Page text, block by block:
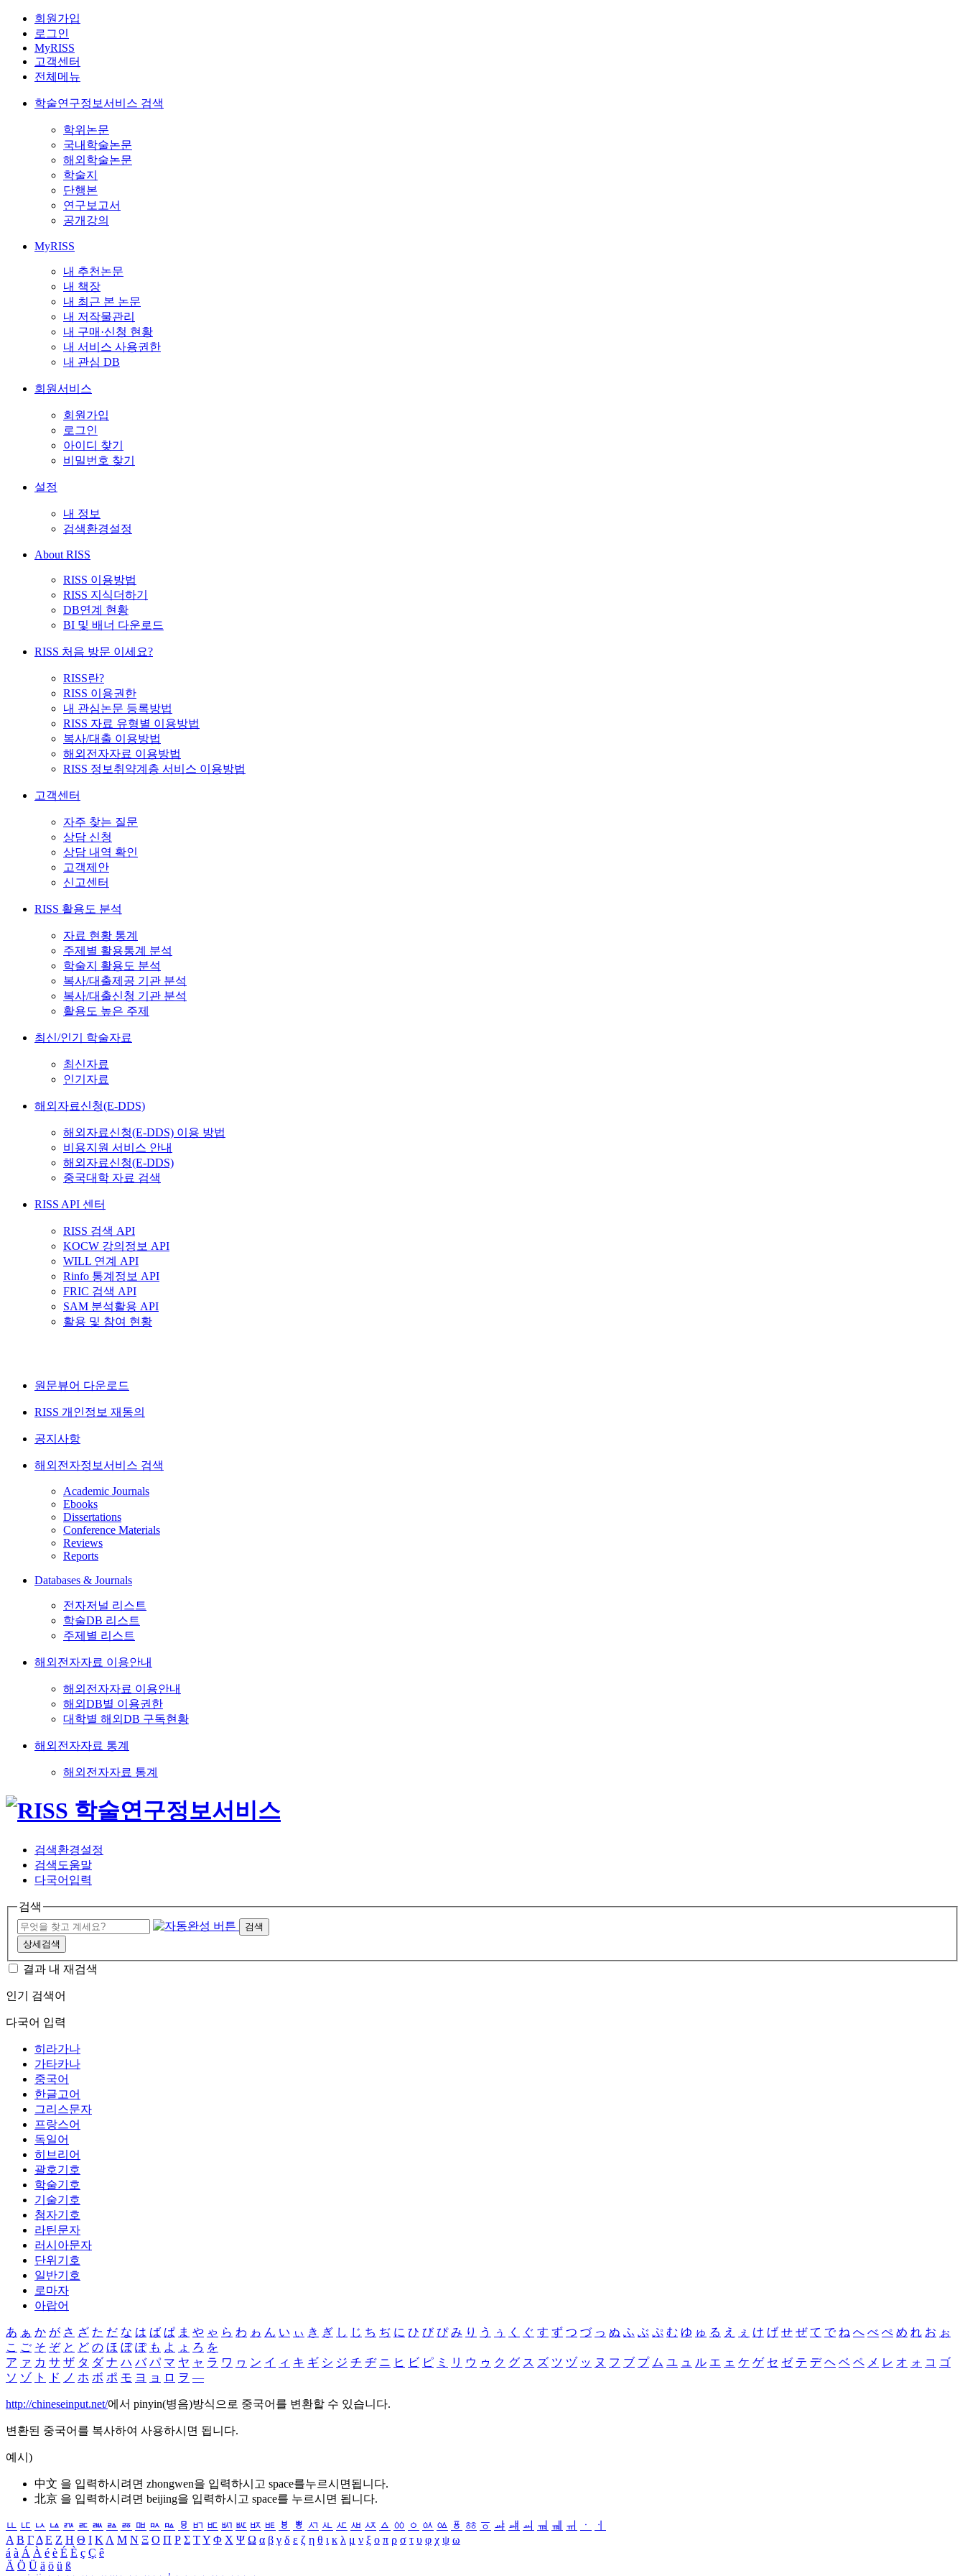
회원가입
로그인
MyRISS
고객센터
전체메뉴
학술연구정보서비스 검색
학위논문
국내학술논문
해외학술논문
학술지
단행본
연구보고서
공개강의
MyRISS
내 추천논문
내 책장
내 최근 본 논문
내 저작물관리
내 구매·신청 현황
내 서비스 사용권한
내 관심 DB
회원서비스
회원가입
로그인
아이디 찾기
비밀번호 찾기
설정
내 정보
검색환경설정
About RISS
RISS 이용방법
RISS 지식더하기
DB연계 현황
BI 및 배너 다운로드
RISS 처음 방문 이세요?
RISS란?
RISS 이용권한
내 관심논문 등록방법
RISS 자료 유형별 이용방법
복사/대출 이용방법
해외전자자료 이용방법
RISS 정보취약계층 서비스 이용방법
고객센터
자주 찾는 질문
상담 신청
상담 내역 확인
고객제안
신고센터
RISS 활용도 분석
자료 현황 통계
주제별 활용통계 분석
학술지 활용도 분석
복사/대출제공 기관 분석
복사/대출신청 기관 분석
활용도 높은 주제
최신/인기 학술자료
최신자료
인기자료
해외자료신청(E-DDS)
해외자료신청(E-DDS) 이용 방법
비용지원 서비스 안내
해외자료신청(E-DDS)
중국대학 자료 검색
RISS API 센터
RISS 검색 API
KOCW 강의정보 API
WILL 연계 API
Rinfo 통계정보 API
FRIC 검색 API
SAM 분석활용 API
활용 및 참여 현황
원문뷰어 다운로드
RISS 개인정보 재동의
공지사항
해외전자정보서비스 검색
Academic Journals
Ebooks
Dissertations
Conference Materials
Reviews
Reports
Databases & Journals
전자저널 리스트
학술DB 리스트
주제별 리스트
해외전자자료 이용안내
해외전자자료 이용안내
해외DB별 이용권한
대학별 해외DB 구독현황
해외전자자료 통계
해외전자자료 통계
검색환경설정
검색도움말
다국어입력
검색
검색
상세검색
결과 내 재검색
인기 검색어
다국어 입력
히라가나
가타카나
중국어
한글고어
그리스문자
프랑스어
독일어
히브리어
괄호기호
학술기호
기술기호
첨자기호
라틴문자
러시아문자
단위기호
일반기호
로마자
아랍어
あ ぁ か が さ ざ た だ な は ば ぱ ま や ゃ ら わ ゎ ん い ぃ き ぎ し じ ち ぢ に ひ び ぴ み り う ぅ く ぐ す ず つ づ っ ぬ ふ ぶ ぷ む ゆ ゅ る え ぇ け げ せ ぜ て で ね へ べ ぺ め れ お ぉ
こ ご そ ぞ と ど の ほ ぼ ぽ も よ ょ ろ を
ア ァ カ サ ザ タ ダ ナ ハ バ パ マ ヤ ャ ラ ワ ヮ ン イ ィ キ ギ シ ジ チ ヂ ニ ヒ ビ ピ ミ リ ウ ゥ ク グ ス ズ ツ ヅ ッ ヌ フ ブ プ ム ユ ュ ル エ ェ ケ ゲ セ ゼ テ デ ヘ ベ ペ メ レ オ ォ コ ゴ
ソ ゾ ト ド ノ ホ ボ ポ モ ヨ ョ ロ ヲ ―
http://chineseinput.net/에서 pinyin(병음)방식으로 중국어를 변환할 수 있습니다.
변환된 중국어를 복사하여 사용하시면 됩니다.
예시)
中文 을 입력하시려면 zhongwen을 입력하시고 space를누르시면됩니다.
北京 을 입력하시려면 beijing을 입력하시고 space를 누르시면 됩니다.
ㅥ ㅦ ㅧ ㅨ ㅩ ㅪ ㅫ ㅬ ㅭ ㅮ ㅯ ㅰ ㅱ ㅲ ㅳ ㅴ ㅵ ㅶ ㅷ ㅸ ㅹ ㅺ ㅻ ㅼ ㅽ ㅾ ㅿ ㆀ ㆁ ㆂ ㆃ ㆄ ㆅ ㆆ ㆇ ㆈ ㆉ ㆊ ㆋ ㆌ ㆍ
ㆎ
Α Β ΓΔ Ε Ζ Η Θ Ι ΚΛ Μ Ν Ξ Ο Π Ρ Σ ΤΥ Φ Χ Ψ Ω α β γ δ ε ζ η θ ι κ λ μ ν ξ ο π ρ σ τ υ φ χ ψ ω
á à Á À é è É È ç Ç ê
Ä Ö Ü ä ö ü ß